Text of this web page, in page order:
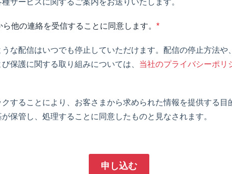
サービスに関するご案内をお送りいたします。
他の連絡を受信することに同意します。 *
な配信はいつでも停止していただけます。配信の停止方法や
保護に関する取り組みについては、 当社のプライバシーポリ
することにより、お客さまから求められた情報を提供する目
保管し、処理することに同意したものと見なされます。
申し込む